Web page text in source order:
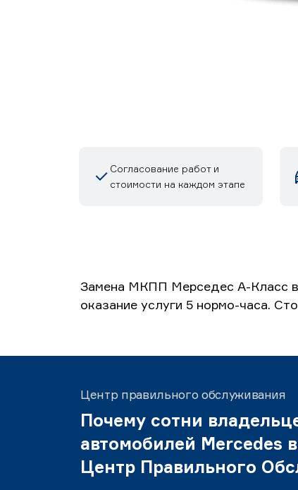
Согласование работ и
стоимости на каждом этапе
Замена МКПП Мерседес А-Класс в
оказание услуги 5 нормо-часа.
Центр правильного обслуживания
Почему сотни
автомобилей Mercedes
Центр Правильного